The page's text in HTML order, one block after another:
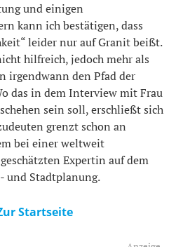
und einigen
kann ich bestätigen, dass
leider nur auf Granit beißt.
hilfreich, jedoch mehr als
irgendwann den Pfad der
das in dem Interview mit Frau
sein soll, erschließt sich
grenzt schon an
bei einer weltweit
Expertin auf dem
und Stadtplanung.
Startseite